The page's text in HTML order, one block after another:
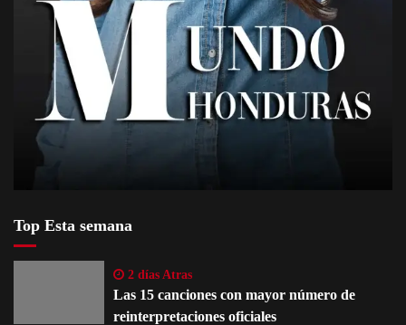
Top Esta semana
2 días Atras
Las 15 canciones con mayor número de
reinterpretaciones oficiales